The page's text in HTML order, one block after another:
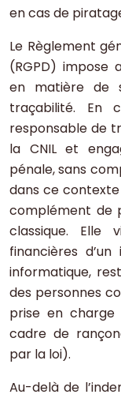
en cas de
Le Règlement
(RGPD) impose
en matière de
traçabilité. En
responsable de
la CNIL et
pénale, sans
dans ce
complément de
classique. Elle
financières
informatique,
des personnes
prise en charge
cadre de
par la loi).
Au-delà de